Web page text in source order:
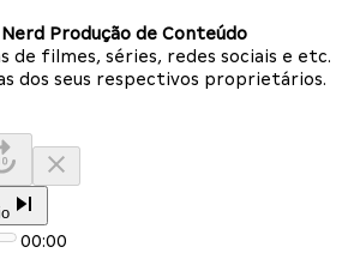
Produção de Conteúdo
de filmes, séries, redes sociais e etc.
dos seus respectivos proprietários.
00:00